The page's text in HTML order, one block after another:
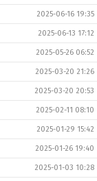
2025-06-16 19:35
2025-06-13 17:12
2025-05-26 06:52
2025-03-20 21:26
2025-03-20 20:53
2025-02-11 08:10
2025-01-29 15:42
2025-01-26 19:40
2025-01-03 10:28